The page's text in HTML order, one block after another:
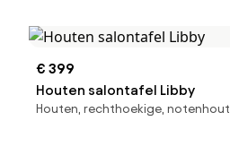
€ 399
Houten salontafel Libby
Houten, rechthoekige, notenhout